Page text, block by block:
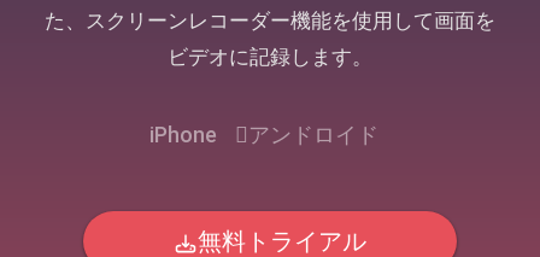
た、スクリーンレコーダー機能を使用して画面を
ビデオに記録します。
iPhone アンドロイド
無料トライアル